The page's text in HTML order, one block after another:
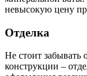
невысокую цену
Отделка
Не стоит забывать
конструкции –